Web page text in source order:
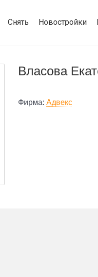
Снять Новостройки
Власова
Фирма: Адвекс